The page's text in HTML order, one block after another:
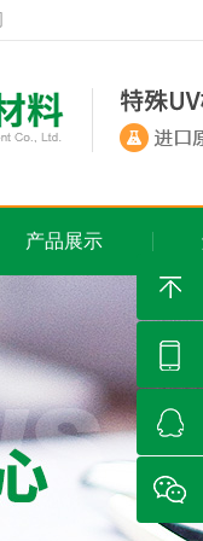
产品展示